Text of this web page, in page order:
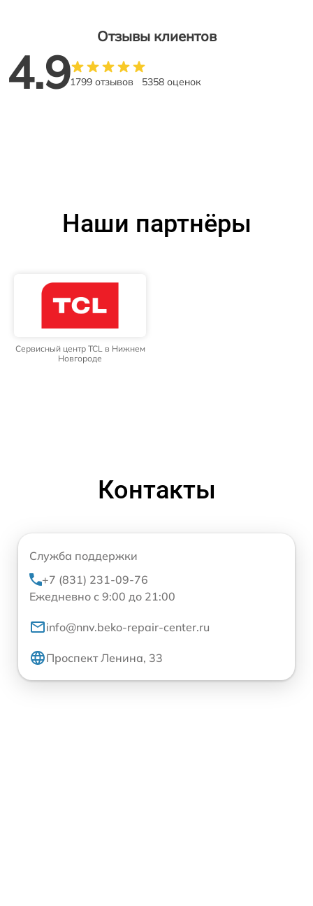
Отзывы клиентов
4.91799 отзывов 5358 оценок
Наши партнёры
Сервисный центр TCL в Нижнем
Новгороде
Контакты
Служба поддержки
+7 (831) 231-09-76
Ежедневно с 9:00 до 21:00
info@nnv.beko-repair-center.ru
Проспект Ленина, 33